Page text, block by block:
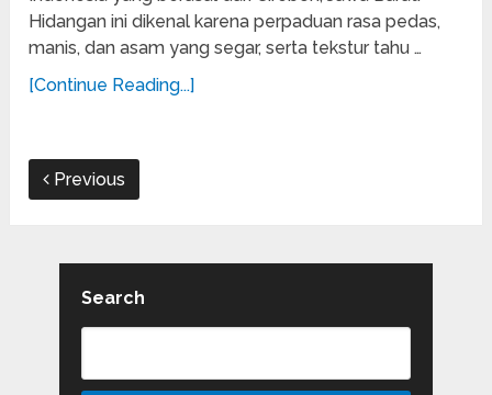
Hidangan ini dikenal karena perpaduan rasa pedas,
manis, dan asam yang segar, serta tekstur tahu …
[Continue Reading...]
Previous
Search